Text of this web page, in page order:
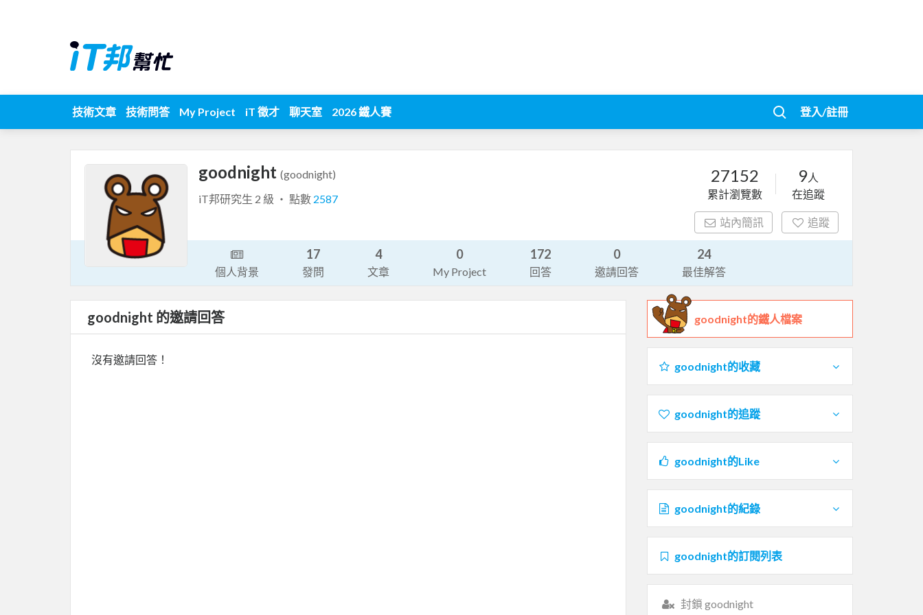
技術文章 技術問答 My Project iT 徵才 聊天室 2026 鐵人賽 登入/註冊
goodnight (goodnight)
iT邦研究生 2 級 ‧ 點數 2587
27152
累計瀏覽數
9人
在追蹤
站內簡訊 追蹤
個人背景
17
發問
4
文章
0
My Project
172
回答
0
邀請回答
24
最佳解答
goodnight 的邀請回答
沒有邀請回答！
goodnight的鐵人檔案
goodnight的收藏
goodnight的追蹤
goodnight的Like
goodnight的紀錄
goodnight的訂閱列表
封鎖 goodnight